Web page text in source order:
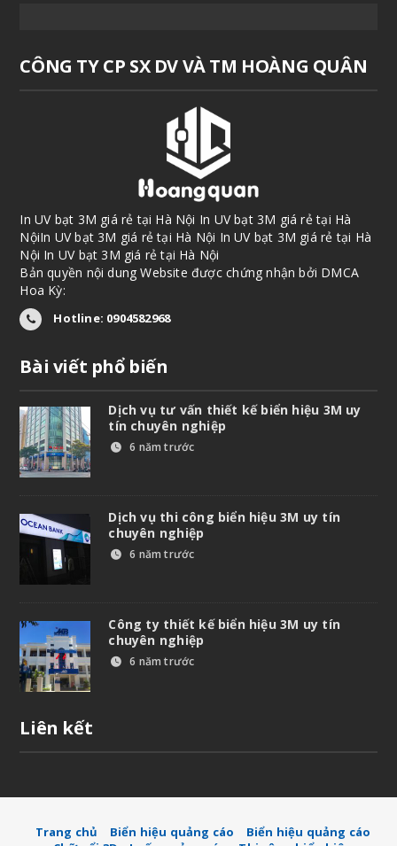
CÔNG TY CP SX DV VÀ TM HOÀNG QUÂN
In UV bạt 3M giá rẻ tại Hà Nội In UV bạt 3M giá rẻ tại Hà
NộiIn UV bạt 3M giá rẻ tại Hà Nội In UV bạt 3M giá rẻ tại Hà
Nội In UV bạt 3M giá rẻ tại Hà Nội
Bản quyền nội dung Website được chứng nhận bởi DMCA
Hoa Kỳ:
Hotline: 0904582968
Bài viết phổ biến
Dịch vụ tư vấn thiết kế biển hiệu 3M uy
tín chuyên nghiệp
6 năm trước
Dịch vụ thi công biển hiệu 3M uy tín
chuyên nghiệp
6 năm trước
Công ty thiết kế biển hiệu 3M uy tín
chuyên nghiệp
6 năm trước
Liên kết
Trang chủ Biển hiệu quảng cáo
Biển hiệu quảng cáo